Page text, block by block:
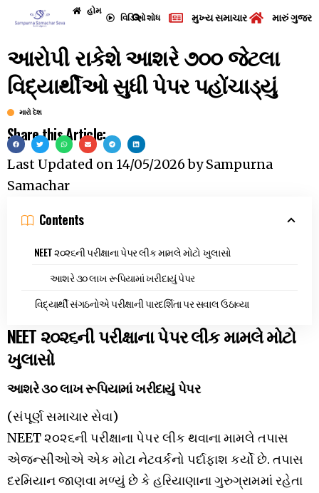
હોમ
વિડિઓશોધ મુખ્ય સમાચાર મારું
આરોપી રાકેશે આશરે ૭૦૦ જેટલા
વિદ્યાર્થીઓ સુધી પેપર પહોંચાડ્યું
મારો દેશ
Share this Article:
Last Updated on 14/05/2026bySampurna
Samachar
Contents
NEET ૨૦૨૬ની પરીક્ષાના પેપર લીક મામલે મોટો ખુલાસો
આશરે ૩૦ લાખ રૂપિયામાં ખરીદાયું પેપર
વિદ્યાર્થી સંગઠનોએ પરીક્ષાની પારદર્શિતા પર સવાલ ઉઠાવ્યા
NEET ૨૦૨૬ની પરીક્ષાના પેપર લીક મામલે મોટો
ખુલાસો
આશરે ૩૦ લાખ રૂપિયામાં ખરીદાયું પેપર
(સંપૂર્ણ સમાચાર સેવા)
NEET ૨૦૨૬ની પરીક્ષાના પેપર લીક થવાના મામલે તપાસ
એજન્સીઓએ એક મોટા નેટવર્કનો પર્દાફાશ કર્યો છે. તપાસ
દરમિયાન જાણવા મળ્યું છે કે હરિયાણાના ગુરુગ્રામમાં રહેતા